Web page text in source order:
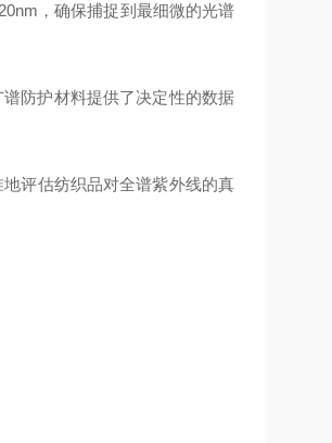
，确保捕捉到最细微的光谱
防护材料提供了决定性的数据
评估纺织品对全谱紫外线的真